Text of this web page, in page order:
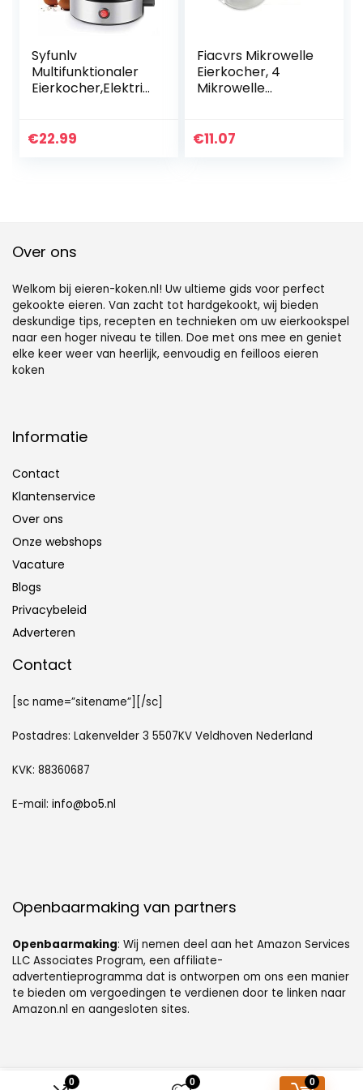
0 0 0
Syfunlv
Multifunktionaler
Eierkocher,Elektris
es Ei
350 W,
€22.99
Fiacvrs Mikrowelle
Eierkocher, 4
Mikrowelle
Mikrowelle
€11.07
Over ons
Welkom bij eieren-koken.nl! Uw ultieme gids voor perfect
gekookte eieren. Van zacht tot hardgekookt, wij bieden
deskundige tips, recepten en technieken om uw eierkookspel
naar een hoger niveau te tillen. Doe met ons mee en geniet
elke keer weer van heerlijk, eenvoudig en feilloos eieren
koken
Informatie
Contact
Klantenservice
Over ons
Onze webshops
Vacature
Blogs
Privacybeleid
Adverteren
Contact
[sc name=”sitename”][/sc]
Postadres: Lakenvelder 3 5507KV Veldhoven Nederland
KVK: 88360687
E-mail: info@bo5.nl
Openbaarmaking van partners
Openbaarmaking: Wij nemen deel aan het Amazon Services
LLC Associates Program, een affiliate-
advertentieprogramma dat is ontworpen om ons een manier
te bieden om vergoedingen te verdienen door te linken naar
Amazon.nl en aangesloten sites.